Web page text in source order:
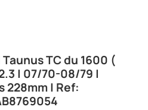
TC du 1600 (
| 07/70-08/79 |
228mm | Ref: